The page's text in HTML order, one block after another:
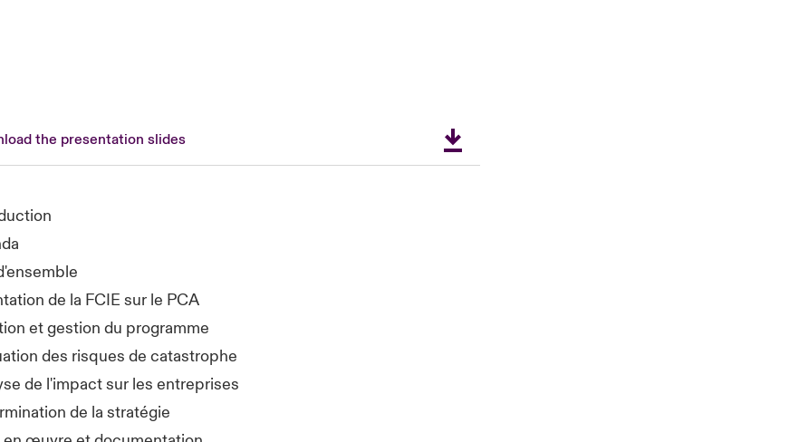
the presentation slides
de la FCIE sur le PCA
et gestion du programme
des risques de catastrophe
de l'impact sur les entreprises
de la stratégie